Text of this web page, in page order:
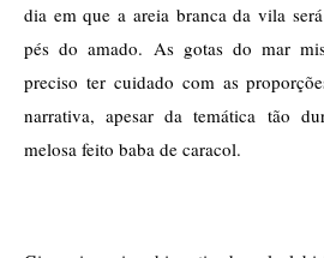
dia em que a areia branca da vila
pés do amado. As gotas do mar
preciso ter cuidado com as
narrativa, apesar da temática tão
melosa feito baba de caracol.